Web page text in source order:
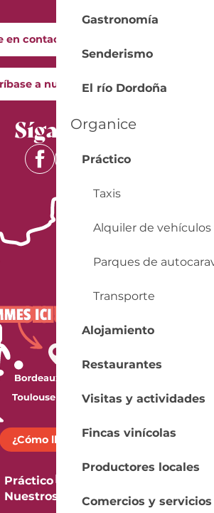
Gastronomía
Senderismo
El río Dordoña
Organice
Práctico
Taxis
Alquiler de vehículos
Parques de
Transporte
Alojamiento
Restaurantes
Visitas y actividades
Fincas vinícolas
Productores locales
Comercios y servicios
en contacto con nosotros
a nuestro boletín
Síganos
¿Cómo llegar?
Práctico
Nuestros folletos